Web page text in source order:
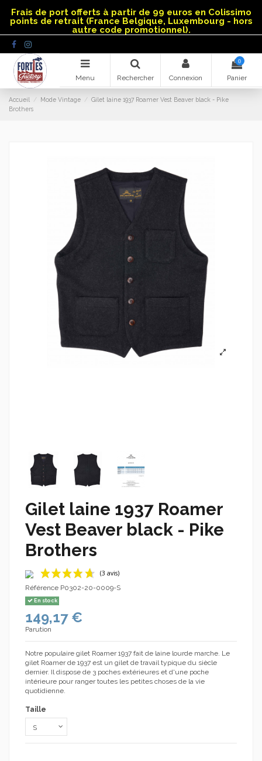
Frais de port offerts à partir de 99 euros en Colissimo
points de retrait (France Belgique, Luxembourg - hors
autre code promotionnel).
Menu Rechercher Connexion
0
Panier
Accueil Mode Vintage
Gilet laine 1937 Roamer Vest Beaver black - Pike
Brothers
Gilet laine 1937 Roamer
Vest Beaver black - Pike
Brothers
(3 avis)
Référence P0302-20-0009-S
En stock
149,17 €
Parution
Notre populaire gilet Roamer 1937 fait de laine lourde marche. Le
gilet Roamer de 1937 est un gilet de travail typique du siècle
dernier. Il dispose de 3 poches extérieures et d'une poche
intérieure pour ranger toutes les petites choses de la vie
quotidienne.
Taille